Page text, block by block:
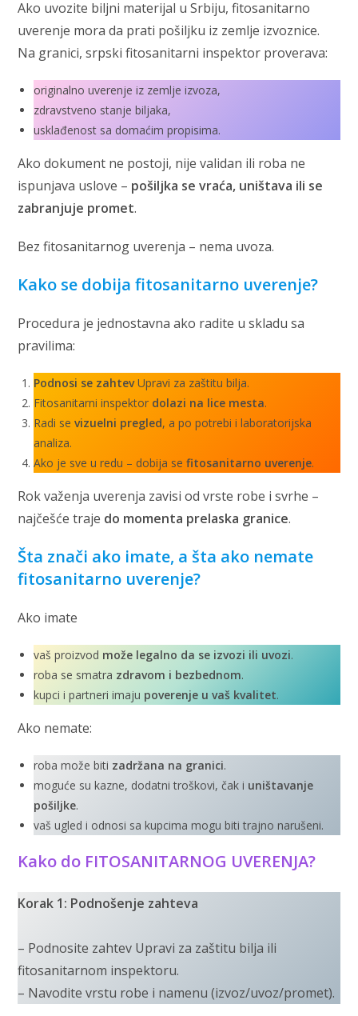
Ako uvozite biljni materijal u Srbiju, fitosanitarno
uverenje mora da prati pošiljku iz zemlje izvoznice.
Na granici, srpski fitosanitarni inspektor proverava:
originalno uverenje iz zemlje izvoza,
zdravstveno stanje biljaka,
usklađenost sa domaćim propisima.
Ako dokument ne postoji, nije validan ili roba ne
ispunjava uslove – pošiljka se vraća, uništava ili se
zabranjuje promet.
Bez fitosanitarnog uverenja – nema uvoza.
Kako se dobija fitosanitarno uverenje?
Procedura je jednostavna ako radite u skladu sa
pravilima:
Podnosi se zahtevUpravi za zaštitu bilja.
Fitosanitarni inspektor dolazi na lice mesta.
Radi sevizuelni pregled, a po potrebi i laboratorijska
analiza.
Ako je sve u redu – dobija sefitosanitarno uverenje.
Rok važenja uverenja zavisi od vrste robe i svrhe –
najčešće traje do momenta prelaska granice.
Šta znači ako imate, a šta ako nemate
fitosanitarno uverenje?
Ako imate
vaš proizvod može legalno da se izvozi ili uvozi.
roba se smatra zdravom i bezbednom.
kupci i partneri imaju poverenje u vaš kvalitet.
Ako nemate:
roba može biti zadržana na granici.
moguće su kazne, dodatni troškovi, čak i uništavanje
pošiljke.
vaš ugled i odnosi sa kupcima mogu biti trajno narušeni.
Kako do FITOSANITARNOG UVERENJA?
Korak 1: Podnošenje zahteva
– Podnosite zahtev Upravi za zaštitu bilja ili
fitosanitarnom inspektoru.
– Navodite vrstu robe i namenu (izvoz/uvoz/promet).